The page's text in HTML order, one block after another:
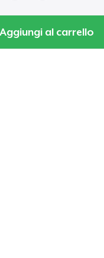
Aggiungi al carrello